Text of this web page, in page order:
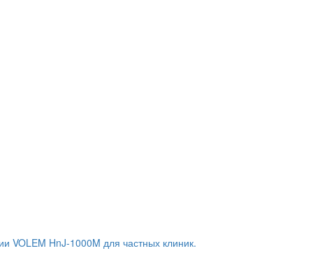
HnJ-1000M для частных клиник.